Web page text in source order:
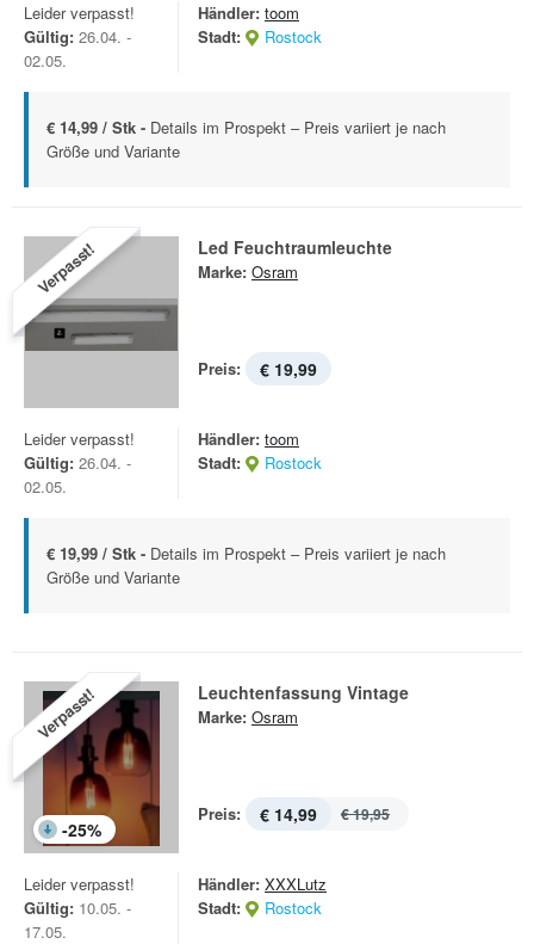
Leider verpasst!
Gültig: 26.04. -
02.05.
Händler: toom
Stadt:
Rostock
€ 14,99 / Stk - Details im Prospekt – Preis variiert je nach
Größe und Variante
Verpasst! Led Feuchtraumleuchte
Marke: Osram
Preis: € 19,99
Leider verpasst!
Gültig: 26.04. -
02.05.
Händler: toom
Stadt:
Rostock
€ 19,99 / Stk - Details im Prospekt – Preis variiert je nach
Größe und Variante
Verpasst!
-25%
Leuchtenfassung Vintage
Marke: Osram
Preis: € 14,99 € 19,95
Leider verpasst!
Gültig: 10.05. -
17.05.
Händler: XXXLutz
Stadt:
Rostock